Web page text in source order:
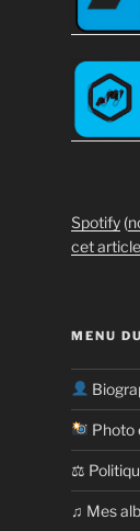
Spotify(
cet
MENU
Photo
⚖
​​♫ Mes